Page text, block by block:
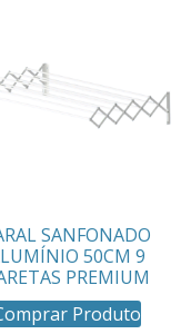
SANFONADO
50CM 9
PREMIUM
Produto